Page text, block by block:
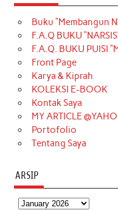
e
b
o
o
k
t
a
g
r
a
m
T
o
k
t
e
r
Buku “Membangun
F.A.Q BUKU
F.A.Q. BUKU PUISI
Front Page
Karya & Kiprah
KOLEKSI E-BOOK
Kontak Saya
MY ARTICLE
Portofolio
Tentang Saya
ARSIP
Arsip